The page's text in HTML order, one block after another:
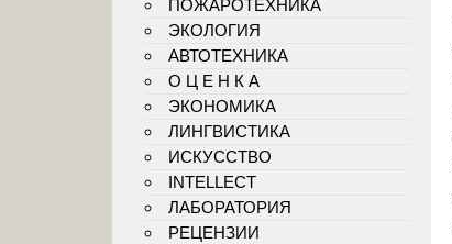
ПОЖАРОТЕХНИКА
ЭКОЛОГИЯ
АВТОТЕХНИКА
О Ц Е Н К А
ЭКОНОМИКА
ЛИНГВИСТИКА
ИСКУССТВО
INTELLECT
ЛАБОРАТОРИЯ
РЕЦЕНЗИИ